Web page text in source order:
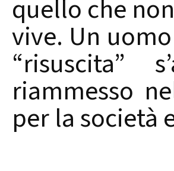
quello che
vive. Un
“risuscita”
riammesso
per la società